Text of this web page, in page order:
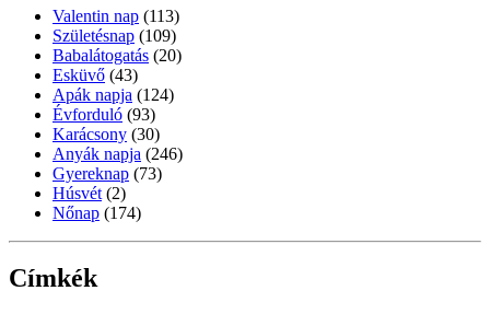
Valentin nap (113)
Születésnap (109)
Babalátogatás (20)
Esküvő (43)
Apák napja (124)
Évforduló (93)
Karácsony (30)
Anyák napja (246)
Gyereknap (73)
Húsvét (2)
Nőnap (174)
Címkék